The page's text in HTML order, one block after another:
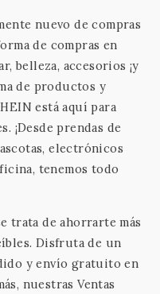
nuevo de compras
de compras en
belleza, accesorios ¡y
de productos y
está aquí para
¡Desde prendas de
electrónicos
tenemos todo
trata de ahorrarte más
Disfruta de un
y envío gratuito en
nuestras Ventas